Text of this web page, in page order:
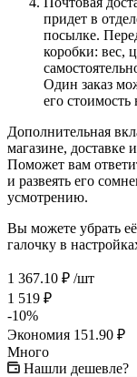
придет в
посылке.
коробки: вес,
Один заказ
его
Дополнительная
магазине, доставке
Поможет вам
и развеять его
усмотрению.
Вы можете убрать
галочку в
1 367.10 ₽ /шт
1 519 ₽
-10%
Экономия 151.90 ₽
Много
Нашли дешевле?